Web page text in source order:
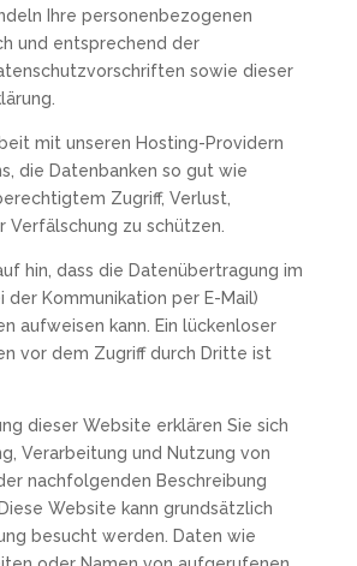
Ihre personenbezogenen
und entsprechend der
sowie dieser
mit unseren Hosting-Providern
die Datenbanken so gut wie
Zugriff, Verlust,
Verfälschung zu schützen.
hin, dass die Datenübertragung im
der Kommunikation per E-Mail)
aufweisen kann. Ein lückenloser
vor dem Zugriff durch Dritte ist
dieser Website erklären Sie sich
Verarbeitung und Nutzung von
nachfolgenden Beschreibung
Website kann grundsätzlich
besucht werden. Daten wie